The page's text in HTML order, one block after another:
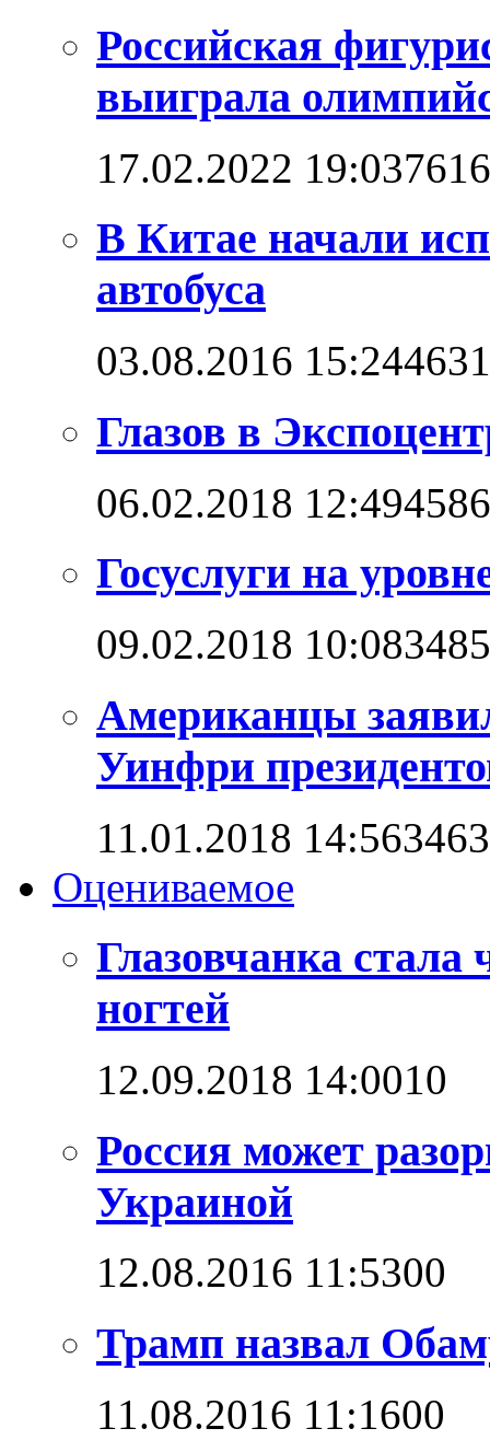
Российская
выиграла
17.02.2022 19:037616
В Китае начали
автобуса
03.08.2016 15:244631
Глазов в
06.02.2018 12:494586
Госуслуги на
09.02.2018 10:083485
Американцы
Уинфри
11.01.2018 14:563463
Оцениваемое
Глазовчанка
ногтей
12.09.2018 14:0010
Россия может
Украиной
12.08.2016 11:5300
Трамп назвал
11.08.2016 11:1600